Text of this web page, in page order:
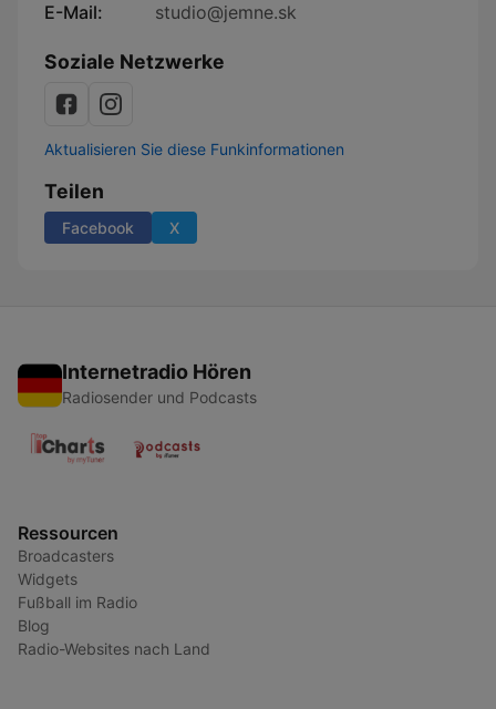
E-Mail:
studio@jemne.sk
Soziale Netzwerke
Aktualisieren Sie diese Funkinformationen
Teilen
Facebook X
Internetradio Hören
Radiosender und Podcasts
Ressourcen
Broadcasters
Widgets
Fußball im Radio
Blog
Radio-Websites nach Land